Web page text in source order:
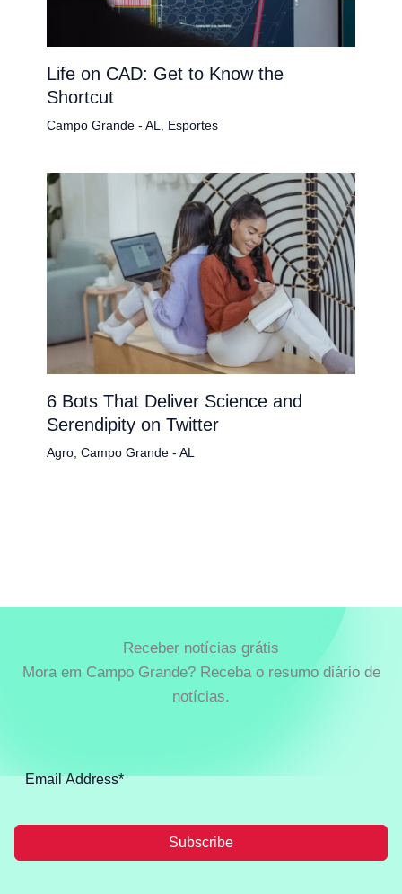
Life on CAD: Get to Know the
Shortcut
Campo Grande - AL Esportes
6 Bots That Deliver Science and
Serendipity on Twitter
Agro, Campo Grande - AL
Receber notícias grátis
Mora em Campo Grande? Receba o resumo diário de
notícias.
Subscribe